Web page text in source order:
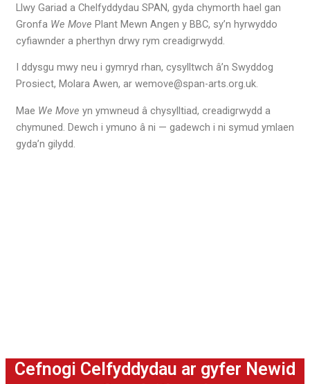
Llwy Gariad a Chelfyddydau SPAN, gyda chymorth hael gan
Gronfa We Move Plant Mewn Angen y BBC, sy’n hyrwyddo
cyfiawnder a pherthyn drwy rym creadigrwydd.
I ddysgu mwy neu i gymryd rhan, cysylltwch â’n Swyddog
Prosiect, Molara Awen, ar wemove@span-arts.org.uk.
Mae We Move yn ymwneud â chysylltiad, creadigrwydd a
chymuned. Dewch i ymuno â ni — gadewch i ni symud ymlaen
gyda’n gilydd.
Cefnogi Celfyddydau ar gyfer Newid